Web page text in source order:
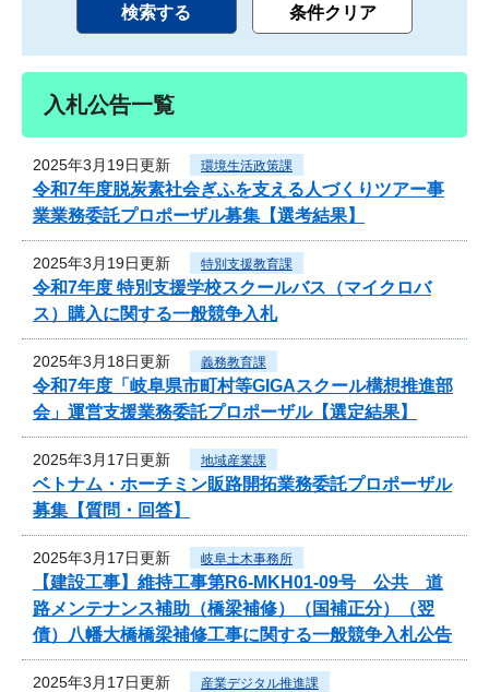
入札公告一覧
2025年3月19日更新 環境生活政策課
令和7年度脱炭素社会ぎふを支える人づくりツアー事
業業務委託プロポーザル募集【選考結果】
2025年3月19日更新 特別支援教育課
令和7年度 特別支援学校スクールバス（マイクロバ
ス）購入に関する一般競争入札
2025年3月18日更新 義務教育課
令和7年度「岐阜県市町村等GIGAスクール構想推進部
会」運営支援業務委託プロポーザル【選定結果】
2025年3月17日更新 地域産業課
ベトナム・ホーチミン販路開拓業務委託プロポーザル
募集【質問・回答】
2025年3月17日更新 岐阜土木事務所
【建設工事】維持工事第R6-MKH01-09号 公共 道
路メンテナンス補助（橋梁補修）（国補正分）（翌
債）八幡大橋橋梁補修工事に関する一般競争入札公告
2025年3月17日更新 産業デジタル推進課